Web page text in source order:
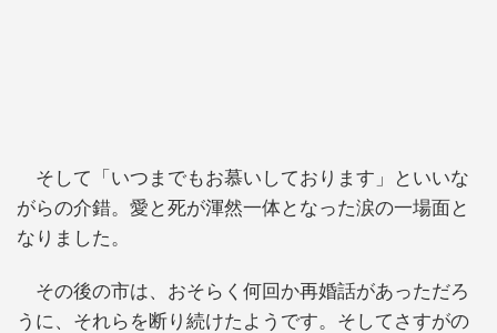
そして「いつまでもお慕いしております」といいな
がらの介錯。愛と死が渾然一体となった涙の一場面と
なりました。
その後の市は、おそらく何回か再婚話があっただろ
うに、それらを断り続けたようです。そしてさすがの